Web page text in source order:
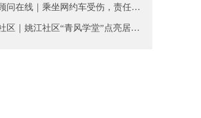
法律顾问在线｜乘坐网约车受伤，责任谁担？
多彩社区｜姚江社区“青风学堂”点亮居民文化生活